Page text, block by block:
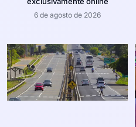
6 de agosto de 2026